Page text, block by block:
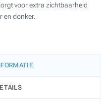
voor extra zichtbaarheid
en donker.